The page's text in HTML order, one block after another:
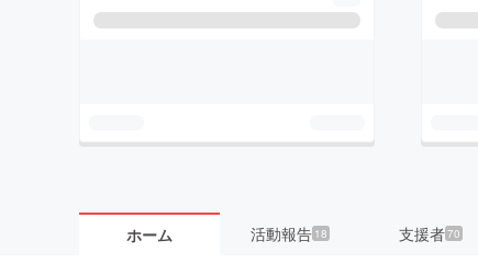
ホーム 活動報告 18 支援者70